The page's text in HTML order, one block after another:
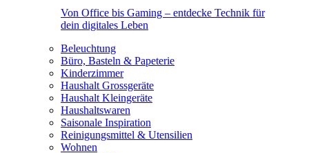
Von Office bis Gaming – entdecke Technik für
dein digitales Leben
Beleuchtung
Büro, Basteln & Papeterie
Kinderzimmer
Haushalt Grossgeräte
Haushalt Kleingeräte
Haushaltswaren
Saisonale Inspiration
Reinigungsmittel & Utensilien
Wohnen